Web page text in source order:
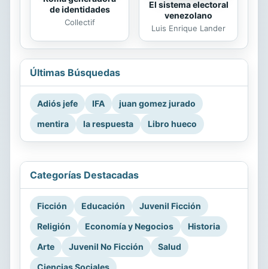
de identidades
Collectif
El sistema electoral
venezolano
Luis Enrique Lander
Últimas Búsquedas
Adiós jefe IFA
juan gomez jurado
mentira
la respuesta Libro hueco
Categorías Destacadas
Ficción Educación
Juvenil Ficción
Religión
Economía y Negocios
Historia
Arte
Juvenil No Ficción
Salud
Ciencias Sociales